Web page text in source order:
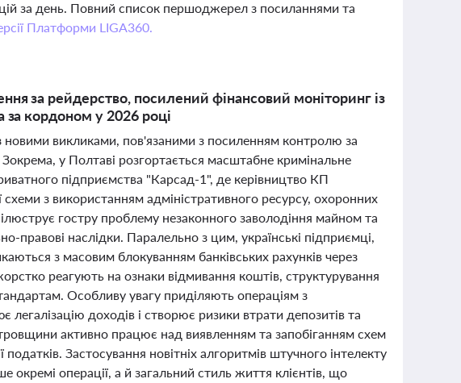
за день. Повний список першоджерел з посиланнями та
Платформи LIGA360.
за рейдерство, посилений фінансовий моніторинг із
за кордоном у 2026 році
новими викликами, пов'язаними з посиленням контролю за
у Полтаві розгортається масштабне кримінальне
підприємства "Карсад-1", де керівництво КП
схеми з використанням адміністративного ресурсу, охоронних
гостру проблему незаконного заволодіння майном та
правові наслідки. Паралельно з цим, українські підприємці,
з масовим блокуванням банківських рахунків через
реагують на ознаки відмивання коштів, структурування
Особливу увагу приділяють операціям з
доходів і створює ризики втрати депозитів та
активно працює над виявленням та запобіганням схем
Застосування новітніх алгоритмів штучного інтелекту
окремі операції, а й загальний стиль життя клієнтів, що